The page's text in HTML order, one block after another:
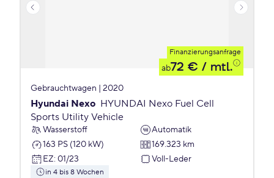
Finanzierungsanfrage
ab72 € / mtl.
Gebrauchtwagen | 2020
Hyundai Nexo HYUNDAI Nexo Fuel Cell
Sports Utility Vehicle
Wasserstoff
Automatik
163 PS (120 kW)
169.323 km
EZ: 01/23 Voll-Leder
in 4 bis 8 Wochen